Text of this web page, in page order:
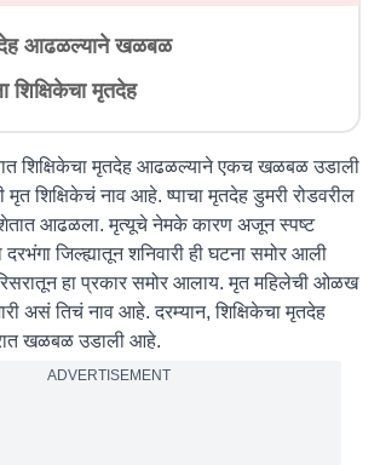
आढळल्याने खळबळ
शिक्षिकेचा मृतदेह
शिक्षिकेचा मृतदेह आढळल्याने एकच खळबळ उडाली
मृत शिक्षिकेचं नाव आहे. ष्पाचा मृतदेह डुमरी रोडवरील
शेतात आढळला. मृत्यूचे नेमके कारण अजून स्पष्ट
दरभंगा जिल्ह्यातून शनिवारी ही घटना समोर आली
हा प्रकार समोर आलाय. मृत महिलेची ओळख
असं तिचं नाव आहे. दरम्यान, शिक्षिकेचा मृतदेह
खळबळ उडाली आहे.
ADVERTISEMENT